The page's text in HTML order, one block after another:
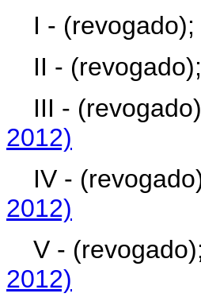
I - (revogado);
II -
III -
2012)
IV -
2012)
V -
2012)